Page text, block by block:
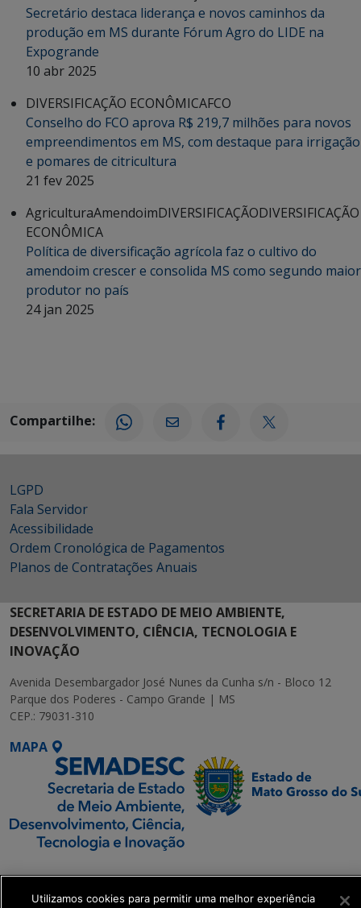
Secretário destaca liderança e novos caminhos da
produção em MS durante Fórum Agro do LIDE na
Expogrande
10 abr 2025
DIVERSIFICAÇÃO ECONÔMICAFCO
Conselho do FCO aprova R$ 219,7 milhões para novos
empreendimentos em MS, com destaque para irrigação
e pomares de citricultura
21 fev 2025
AgriculturaAmendoimDIVERSIFICAÇÃODIVERSIFICAÇÃO
ECONÔMICA
Política de diversificação agrícola faz o cultivo do
amendoim crescer e consolida MS como segundo maior
produtor no país
24 jan 2025
Compartilhe:
LGPD
Fala Servidor
Acessibilidade
Ordem Cronológica de Pagamentos
Planos de Contratações Anuais
SECRETARIA DE ESTADO DE MEIO AMBIENTE,
DESENVOLVIMENTO, CIÊNCIA, TECNOLOGIA E
INOVAÇÃO
Avenida Desembargador José Nunes da Cunha s/n - Bloco 12
Parque dos Poderes - Campo Grande | MS
CEP.: 79031-310
MAPA
SETDIG | Secretaria-
Executiva de
Utilizamos cookies para permitir uma melhor experiência